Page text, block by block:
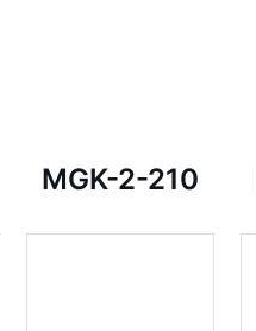
MGK-2-210